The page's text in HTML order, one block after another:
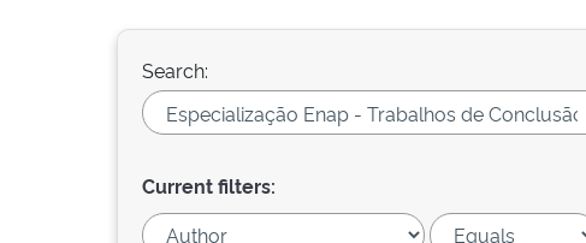
Search:
Current filters: